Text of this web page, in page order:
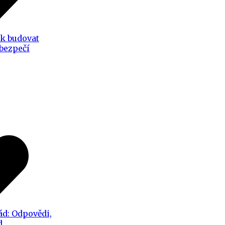
budovat
Odpovědi,